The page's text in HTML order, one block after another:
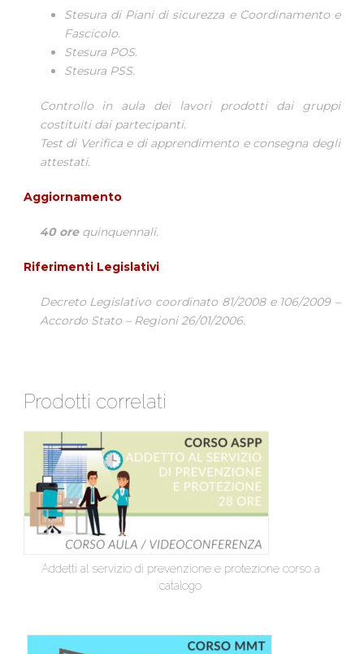
Stesura di Piani di sicurezza e Coordinamento e
Fascicolo.
Stesura POS.
Stesura PSS.
Controllo in aula dei lavori prodotti dai gruppi
costituiti dai partecipanti.
Test di Verifica e di apprendimento e consegna degli
attestati.
Aggiornamento
40 ore quinquennali.
Riferimenti Legislativi
Decreto Legislativo coordinato 81/2008 e 106/2009 –
Accordo Stato – Regioni 26/01/2006.
Prodotti correlati
Addetti al servizio di prevenzione e protezione corso a
catalogo